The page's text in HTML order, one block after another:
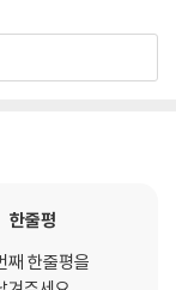
개념과 내용을 좀
고 그것을 적재적소
대하면서 암기하거
한줄평
째 한줄평을